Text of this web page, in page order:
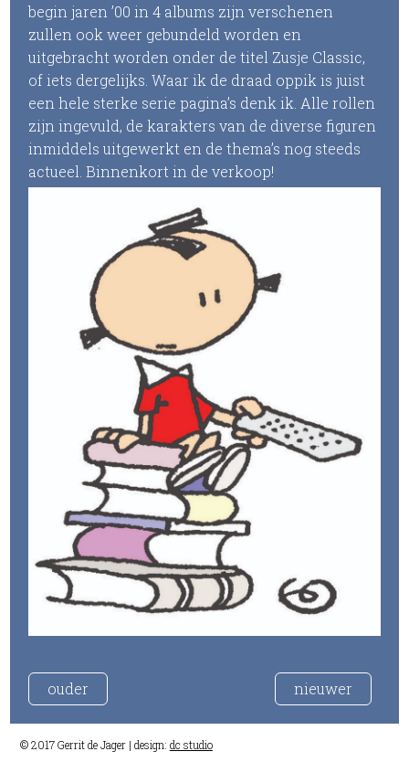
begin jaren ’00 in 4 albums zijn verschenen
zullen ook weer gebundeld worden en
uitgebracht worden onder de titel Zusje Classic,
of iets dergelijks. Waar ik de draad oppik is juist
een hele sterke serie pagina’s denk ik. Alle rollen
zijn ingevuld, de karakters van de diverse figuren
inmiddels uitgewerkt en de thema’s nog steeds
actueel. Binnenkort in de verkoop!
ouder nieuwer
© 2017 Gerrit de Jager | design: dc studio